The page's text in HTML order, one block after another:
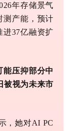
年存储景气
测产能，预计
进37亿融资扩
能压抑部分中
被视为未来市
，她对AI PC